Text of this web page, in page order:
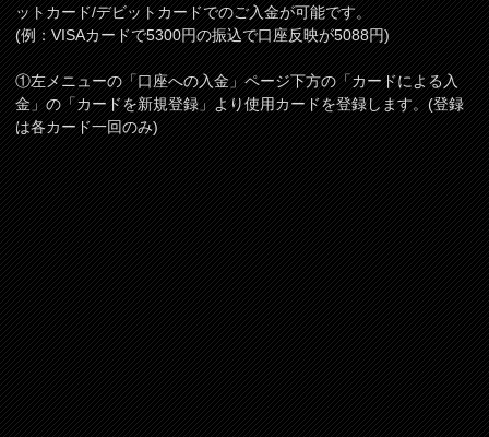
ットカード/デビットカードでのご入金が可能です。
(例：VISAカードで5300円の振込で口座反映が5088円)
①左メニューの「口座への入金」ページ下方の「カードによる入
金」の「カードを新規登録」より使用カードを登録します。(登録
は各カード一回のみ)